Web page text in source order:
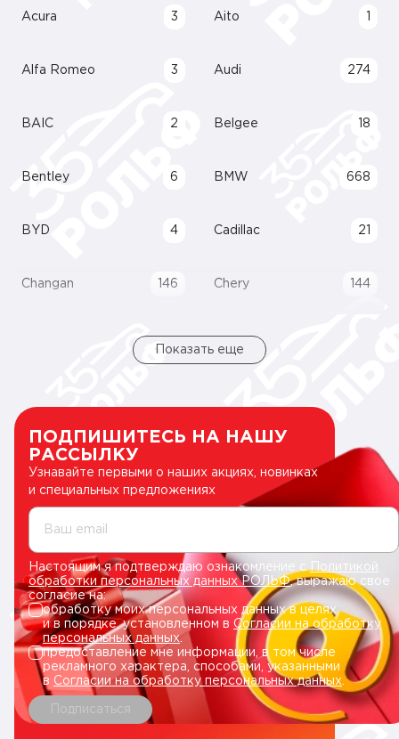
Acura 3 Aito
Alfa Romeo 3 Audi 274
BAIC 2 Belgee 18
Bentley 6 BMW 668
BYD 4 Cadillac 21
Changan 146 Chery 144
Показать еще
ПОДПИШИТЕСЬ НА НАШУ
РАССЫЛКУ
Узнавайте первыми о наших акциях, новинках
и специальных предложениях
Ваш email
Настоящим я подтверждаю ознакомление сПолитикой
обработки персональных данных РОЛЬФ, выражаю свое
согласие на:
обработку моих персональных данных в целях
и в порядке, установленном в Согласии на обработку
персональных данных.
предоставление мне информации, в том числе
рекламного характера, способами, указанными
в Согласии на обработку персональных данных
Подписаться